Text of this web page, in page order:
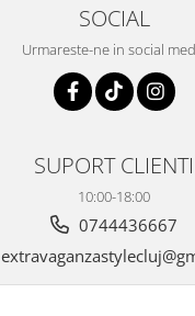
SOCIAL
Urmareste-ne in social
SUPORT CLIENTI
10:00-18:00
0744436667